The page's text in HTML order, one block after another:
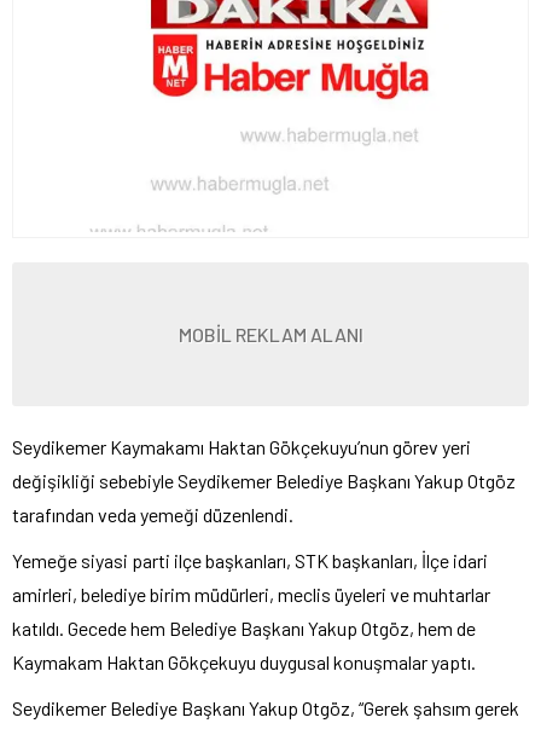
MOBİL REKLAM ALANI
Seydikemer Kaymakamı Haktan Gökçekuyu’nun görev yeri
değişikliği sebebiyle Seydikemer Belediye Başkanı Yakup Otgöz
tarafından veda yemeği düzenlendi.
Yemeğe siyasi parti ilçe başkanları, STK başkanları, İlçe idari
amirleri, belediye birim müdürleri, meclis üyeleri ve muhtarlar
katıldı. Gecede hem Belediye Başkanı Yakup Otgöz, hem de
Kaymakam Haktan Gökçekuyu duygusal konuşmalar yaptı.
Seydikemer Belediye Başkanı Yakup Otgöz, “Gerek şahsım gerek